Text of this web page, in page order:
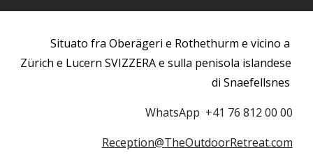
Situato fra Oberägeri e Rothethurm e vicino a
Zürich e Lucern SVIZZERA e sulla penisola islandese
di Snaefellsnes
WhatsApp  +41 76 812 00 00
Reception@TheOutdoorRetreat.com